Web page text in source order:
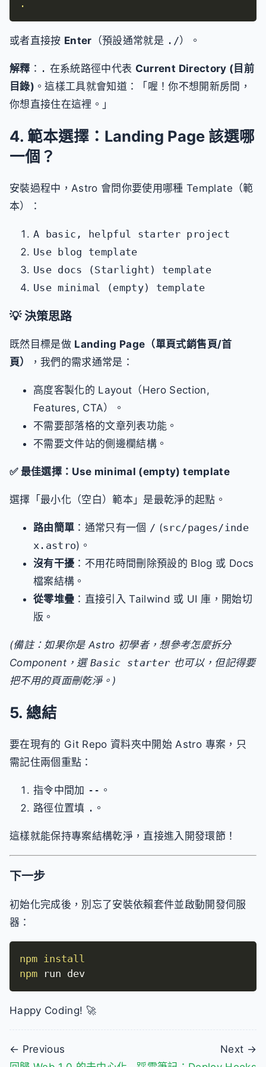
.
或者直接按 Enter （預設通常就是 ./）。
解釋 ： . 在系統路徑中代表 Current Directory (目前
目錄) 。這樣工具就會知道：「喔！你不想開新房間，
你想直接住在這裡。」
4. 範本選擇：Landing Page 該選哪
一個？
安裝過程中，Astro 會問你要使用哪種 Template（範
本）：
A basic, helpful starter project
Use blog template
Use docs (Starlight) template
Use minimal (empty) template
💡 決策思路
既然目標是做 Landing Page（單頁式銷售頁/首
頁）
，我們的需求通常是：
高度客製化的 Layout（Hero Section,
Features, CTA）。
不需要部落格的文章列表功能。
不需要文件站的側邊欄結構。
✅ 最佳選擇：Use minimal (empty) template
選擇「最小化（空白）範本」是最乾淨的起點。
路由簡單 ：通常只有一個 / (src/pages/inde
x.astro)。
沒有干擾 ：不用花時間刪除預設的 Blog 或 Docs
檔案結構。
從零堆疊 ：直接引入 Tailwind 或 UI 庫，開始切
版。
(備註：如果你是 Astro 初學者，想參考怎麼拆分
Component，選Basic starter 也可以，但記得要
把不用的頁面刪乾淨。)
5. 總結
要在現有的 Git Repo 資料夾中開始 Astro 專案，只
需記住兩個重點：
指令中間加 -- 。
路徑位置填 . 。
這樣就能保持專案結構乾淨，直接進入開發環節！
下一步
初始化完成後，別忘了安裝依賴套件並啟動開發伺服
器：
npm install
npm run dev
Happy Coding! 🚀
← Previous
Next →